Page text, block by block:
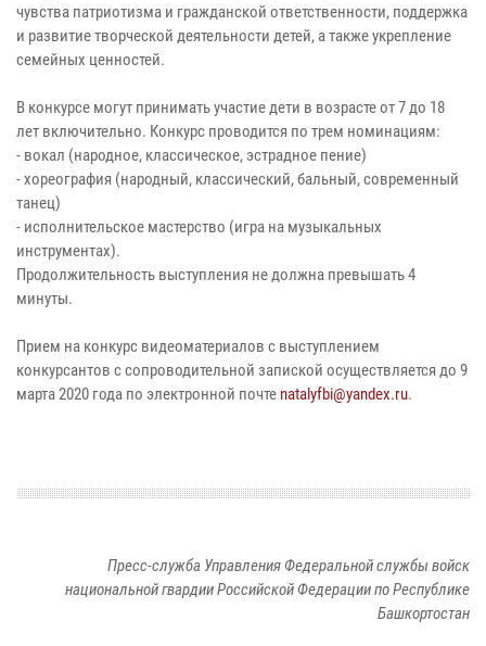
чувства патриотизма и гражданской ответственности, поддержка
и развитие творческой деятельности детей, а также укрепление
семейных ценностей.
В конкурсе могут принимать участие дети в возрасте от 7 до 18
лет включительно. Конкурс проводится по трем номинациям:
- вокал (народное, классическое, эстрадное пение)
- хореография (народный, классический, бальный, современный
танец)
- исполнительское мастерство (игра на музыкальных
инструментах).
Продолжительность выступления не должна превышать 4
минуты.
Прием на конкурс видеоматериалов с выступлением
конкурсантов c сопроводительной запиской осуществляется до 9
марта 2020 года по электронной почте natalyfbi@yandex.ru.
Пресс-служба Управления Федеральной службы войск
национальной гвардии Российской Федерации по Республике
Башкортостан